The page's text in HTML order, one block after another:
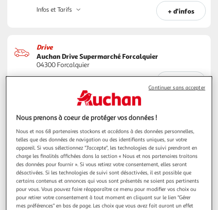
+ d'infos
Infos et Tarifs
Drive
Auchan Drive Supermarché Forcalquier
04300 Forcalquier
Drive
04100 Manosque
+ d'infos
Infos et Tarifs
05 Hautes-Alpes
Nous prenons à coeur de protéger vos données !
Nous et nos 68 partenaires stockons et accédons à des données personnelles,
telles que des données de navigation ou des identifiants uniques, sur votre
appareil. Si vous sélectionnez "J'accepte", les technologies de suivi prendront en
charge les finalités affichées dans la section « Nous et nos partenaires traitons
des données pour fournir ». Si vous retirez votre consentement, elles seront
désactivées. Si les technologies de suivi sont désactivées, il est possible que
certains contenus et annonces qui vous sont présentés ne soient pas pertinents
pour vous. Vous pouvez faire réapparaître ce menu pour modifier vos choix ou
pour retirer votre consentement à tout moment en cliquant sur le lien "Gérer
mes préférences" en bas de page. Les choix que vous avez fait auront un effet
Continuer sans accepter